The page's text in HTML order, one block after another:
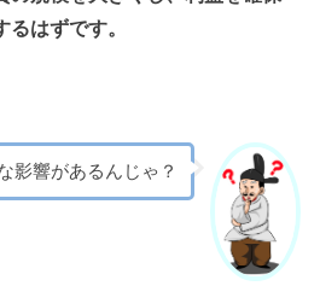
はずです。
影響があるんじゃ？